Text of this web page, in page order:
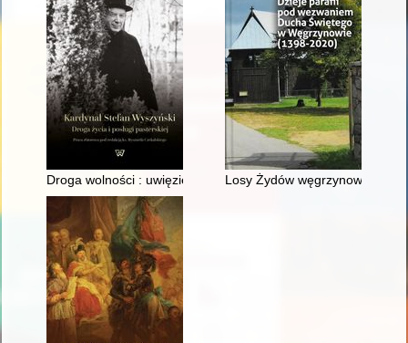
Droga wolności : uwięzienie : Jasnogórskie Śluby Narodu :
Losy Żydów węgrzynowskich